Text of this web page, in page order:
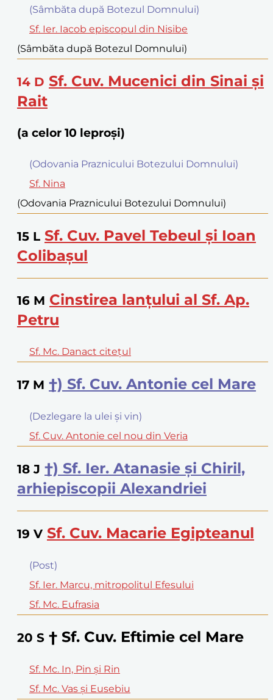
(Sâmbăta după Botezul Domnului)
Sf. Ier. Iacob episcopul din Nisibe
(Sâmbăta după Botezul Domnului)
14 D Sf. Cuv. Mucenici din Sinai şi
Rait
(a celor 10 leproși)
(Odovania Praznicului Botezului Domnului)
Sf. Nina
(Odovania Praznicului Botezului Domnului)
15 L Sf. Cuv. Pavel Tebeul şi Ioan
Colibaşul
16 M Cinstirea lanţului al Sf. Ap.
Petru
Sf. Mc. Danact citeţul
17 M †) Sf. Cuv. Antonie cel Mare
(Dezlegare la ulei şi vin)
Sf. Cuv. Antonie cel nou din Veria
18 J †) Sf. Ier. Atanasie şi Chiril,
arhiepiscopii Alexandriei
19 V Sf. Cuv. Macarie Egipteanul
(Post)
Sf. Ier. Marcu, mitropolitul Efesului
Sf. Mc. Eufrasia
20 S † Sf. Cuv. Eftimie cel Mare
Sf. Mc. In, Pin şi Rin
Sf. Mc. Vas şi Eusebiu